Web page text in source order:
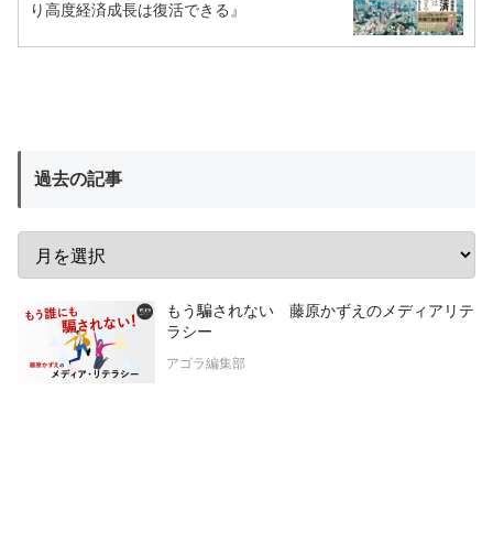
り高度経済成長は復活できる』
過去の記事
もう騙されない 藤原かずえのメディアリテ
ラシー
アゴラ編集部